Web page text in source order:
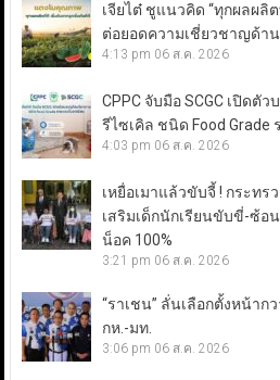
เจียไต๋ ชูแนวคิด “ทุกผลผลิ
ต่อยอดความเชี่ยวชาญด้า
4:13 pm 06 ส.ค. 2026
CPPC จับมือ SCGC เปิด
รีไซเคิล ชนิด Food Grade
4:03 pm 06 ส.ค. 2026
เหยื่อเมาแล้วขับจี้ ! กระทร
เสริมเด็กนักเรียนขับขี่-ซ้อ
น็อค 100%
3:21 pm 06 ส.ค. 2026
“ราเชน” ลั่นเลือกตั้งหน้าก
กห.-มท.
3:06 pm 06 ส.ค. 2026